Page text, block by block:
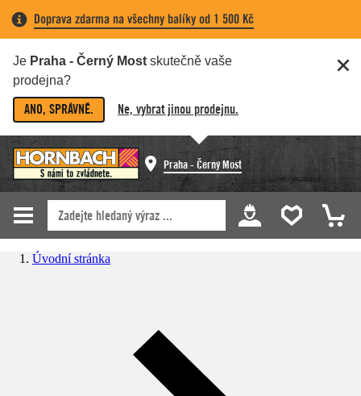
Doprava zdarma na všechny balíky od 1 500 Kč
Je Praha - Černý Most skutečně vaše
prodejna?
ANO, SPRÁVNĚ. Ne, vybrat jinou prodejnu.
Praha - Černý Most
Úvodní stránka